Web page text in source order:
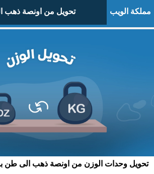
مملكة الويب تحويل من اونصة ذهب
تحويل وحدات الوزن من اونصة ذهب الى طن